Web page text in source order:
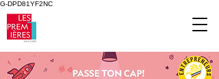
G-DPD81YF2NC